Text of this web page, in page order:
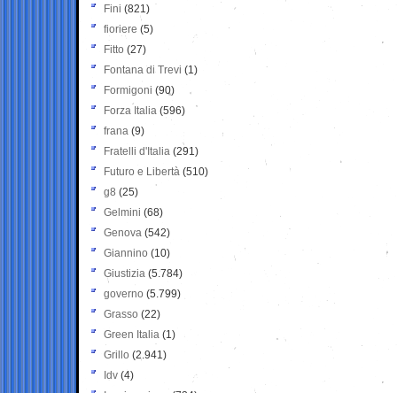
Fini (821)
fioriere (5)
Fitto (27)
Fontana di Trevi (1)
Formigoni (90)
Forza Italia (596)
frana (9)
Fratelli d'Italia (291)
Futuro e Libertà (510)
g8 (25)
Gelmini (68)
Genova (542)
Giannino (10)
Giustizia (5.784)
governo (5.799)
Grasso (22)
Green Italia (1)
Grillo (2.941)
Idv (4)